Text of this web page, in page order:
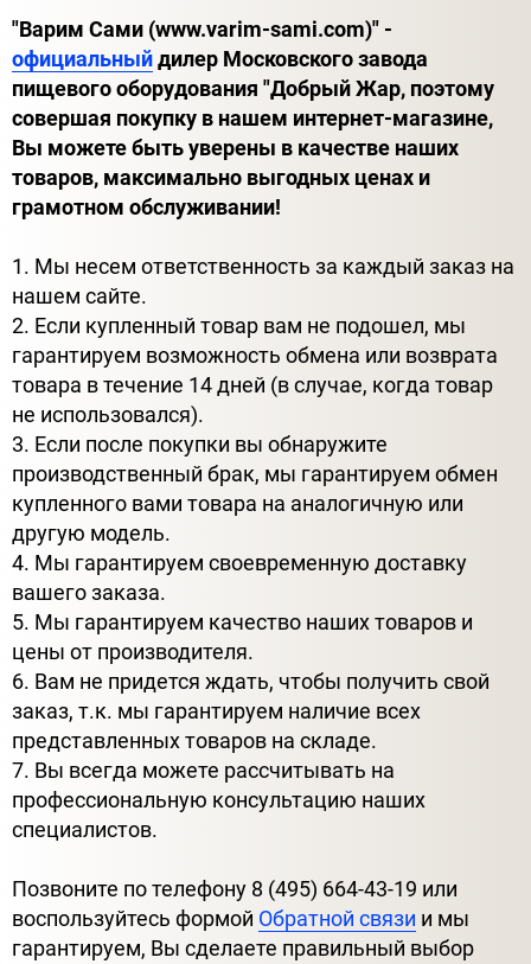
"Варим Сами (www.varim-sami.com)" -
официальныйдилер Московского завода
пищевого оборудования "Добрый Жар, поэтому
совершая покупку в нашем интернет-магазине,
Вы можете быть уверены в качестве наших
товаров, максимально выгодных ценах и
грамотном обслуживании!
1. Мы несем ответственность за каждый заказ на
нашем сайте.
2. Если купленный товар вам не подошел, мы
гарантируем возможность обмена или возврата
товара в течение 14 дней (в случае, когда товар
не использовался).
3. Если после покупки вы обнаружите
производственный брак, мы гарантируем обмен
купленного вами товара на аналогичную или
другую модель.
4. Мы гарантируем своевременную доставку
вашего заказа.
5. Мы гарантируем качество наших товаров и
цены от производителя.
6. Вам не придется ждать, чтобы получить свой
заказ, т.к. мы гарантируем наличие всех
представленных товаров на складе.
7. Вы всегда можете рассчитывать на
профессиональную консультацию наших
специалистов.
Позвоните по телефону 8 (495) 664-43-19 или
воспользуйтесь формой Обратной связи и мы
гарантируем, Вы сделаете правильный выбор